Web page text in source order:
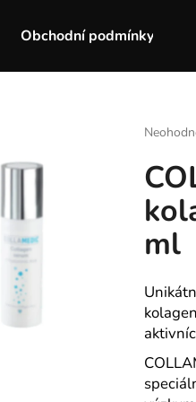
Obchodní podmínky
produktu
je
0,0
z
hvězdiček.
ml
HLEDAT